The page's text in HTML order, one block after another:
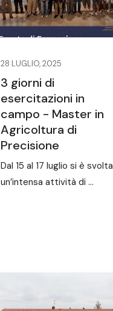
28 LUGLIO, 2025
3 giorni di
esercitazioni in
campo - Master in
Agricoltura di
Precisione
Dal 15 al 17 luglio si è svolta
un’intensa attività di ...